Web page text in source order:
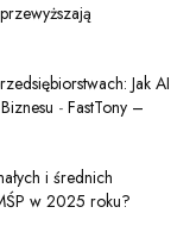
Jak AI
- FastTony –
i średnich
w 2025 roku?